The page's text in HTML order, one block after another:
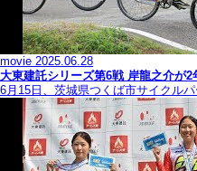
movie 2025.06.28
大東建託シリーズ第6戦 岸龍之介が
6月15日、茨城県つくば市サイクル